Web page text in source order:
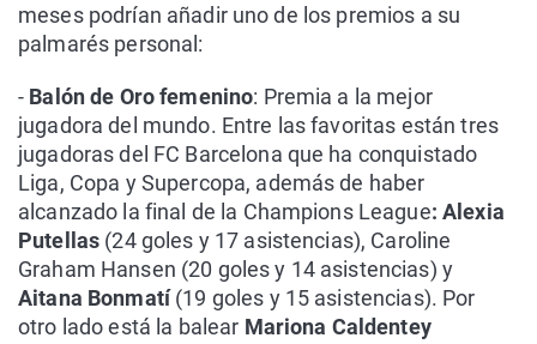
meses podrían añadir uno de los premios a su
palmarés personal:
- Balón de Oro femenino: Premia a la mejor
jugadora del mundo. Entre las favoritas están tres
jugadoras del FC Barcelona que ha conquistado
Liga, Copa y Supercopa, además de haber
alcanzado la final de la Champions League: Alexia
Putellas (24 goles y 17 asistencias), Caroline
Graham Hansen (20 goles y 14 asistencias) y
Aitana Bonmatí(19 goles y 15 asistencias). Por
otro lado está la balear Mariona Caldentey